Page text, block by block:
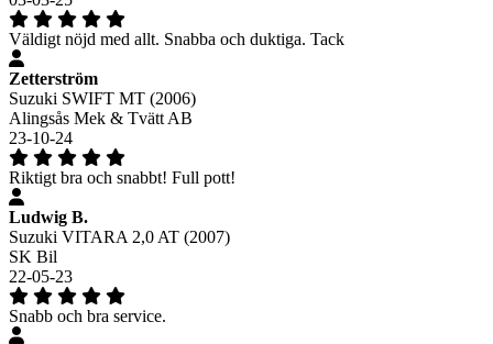
Väldigt nöjd med allt. Snabba och duktiga. Tack
Zetterström
Suzuki SWIFT MT (2006)
Alingsås Mek & Tvätt AB
23-10-24
Riktigt bra och snabbt! Full pott!
Ludwig B.
Suzuki VITARA 2,0 AT (2007)
SK Bil
22-05-23
Snabb och bra service.